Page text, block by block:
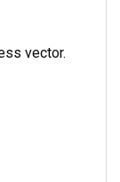
vector.